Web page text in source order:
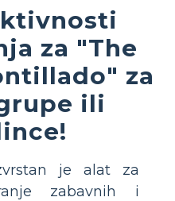
za "The
za
ili
je alat za
zabavnih i